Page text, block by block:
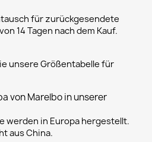
für zurückgesendete
14 Tagen nach dem Kauf.
unsere Größentabelle für
von Marelbo in unserer
werden in Europa hergestellt.
aus China.